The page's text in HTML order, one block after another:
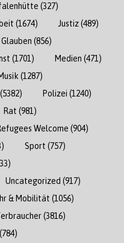
(327)
(1674) Justiz(489)
(856)
(1701) Medien (471)
(1287)
(5382) Polizei (1240)
Rat (981)
Welcome (904)
Sport (757)
Uncategorized (917)
& Mobilität (1056)
(3816)
(784)